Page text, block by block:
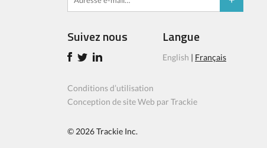
Suivez nous Langue
English | Français
Conditions d’utilisation
Conception de site Web par Trackie
© 2026Trackie Inc.